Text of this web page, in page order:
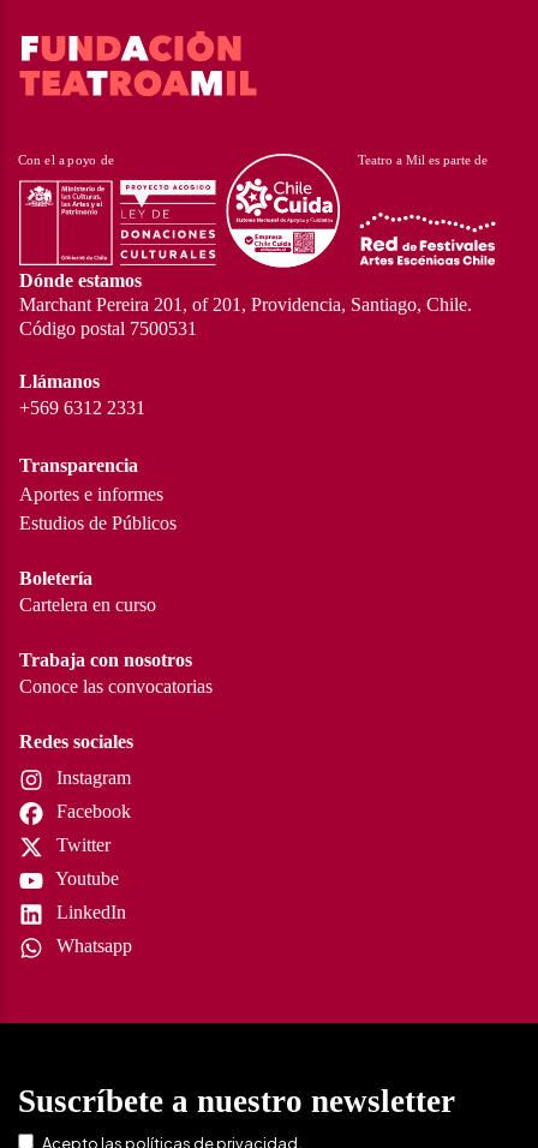
Dónde estamos
Marchant Pereira 201, of 201, Providencia, Santiago, Chile.
Código postal 7500531
Llámanos
+569 6312 2331
Transparencia
Aportes e informes
Estudios de Públicos
Boletería
Cartelera en curso
Trabaja con nosotros
Conoce las convocatorias
Redes sociales
Instagram
Facebook
Twitter
Youtube
LinkedIn
Whatsapp
Suscríbete a nuestro newsletter
Acepto laspolíticas de privacidad.